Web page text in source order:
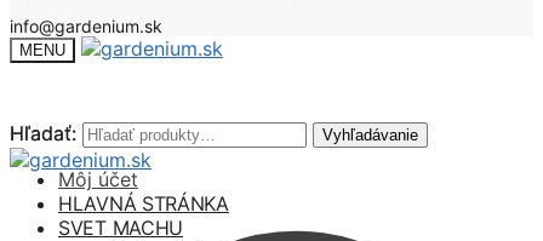
info@gardenium.sk
MENU
Hľadať: Vyhľadávanie
Môj účet
Hľadať: Vyhľadávanie
HLAVNÁ STRÁNKA
SVET MACHU